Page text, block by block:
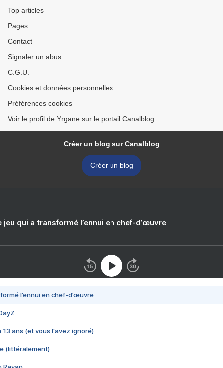
Top articles
Pages
Contact
Signaler un abus
C.G.U.
Cookies et données personnelles
Préférences cookies
Voir le profil de Yrgane sur le portail Canalblog
Créer un blog sur Canalblog
Créer un blog
jeu qui a transformé l’ennui en chef-d’œuvre
l’ennui en chef-d’œuvre
13 ans (et vous l'avez ignoré)
(littéralement)